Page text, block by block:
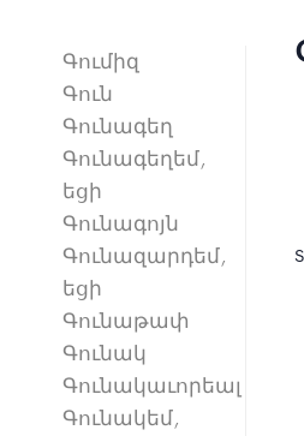
Գումիզ
Գուն
Գունագեղ
Գունագեղեմ,
եցի
Գունագոյն
Գունազարդեմ,
եցի
Գունաթափ
Գունակ
Գունակաւորեալ
Գունակեմ,